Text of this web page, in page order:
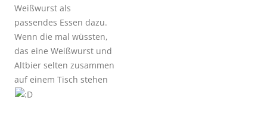
Weißwurst als
passendes Essen dazu.
Wenn die mal wüssten,
das eine Weißwurst und
Altbier selten zusammen
auf einem Tisch stehen